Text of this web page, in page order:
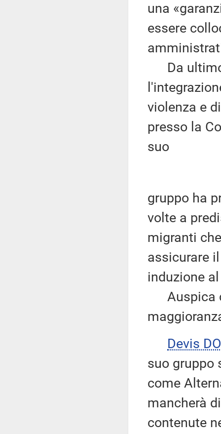
una
essere
Da
violenza e
presso la
suo
gruppo ha
volte a
migranti
assicurare
induzione
Auspica
Devis
suo gruppo
come
mancherà
contenute